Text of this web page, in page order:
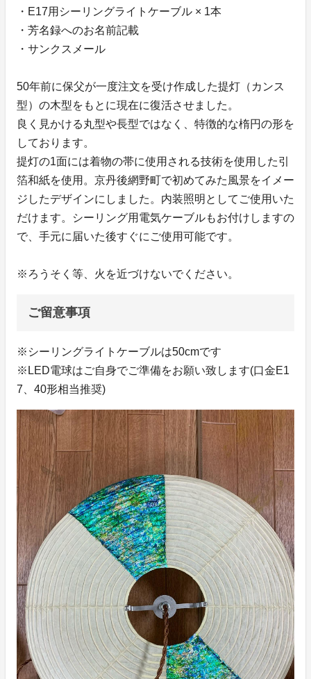
・E17用シーリングライトケーブル × 1本
・芳名録へのお名前記載
・サンクスメール
50年前に保父が一度注文を受け作成した提灯（カンス
型）の木型をもとに現在に復活させました。
良く見かける丸型や長型ではなく、特徴的な楕円の形を
しております。
提灯の1面には着物の帯に使用される技術を使用した引
箔和紙を使用。京丹後網野町で初めてみた風景をイメー
ジしたデザインにしました。内装照明としてご使用いた
だけます。シーリング用電気ケーブルもお付けしますの
で、手元に届いた後すぐにご使用可能です。
※ろうそく等、火を近づけないでください。
ご留意事項
※シーリングライトケーブルは50cmです
※LED電球はご自身でご準備をお願い致します(口金E1
7、40形相当推奨)